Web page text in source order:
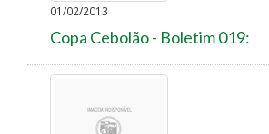
01/02/2013
Copa Cebolão - Boletim 019: